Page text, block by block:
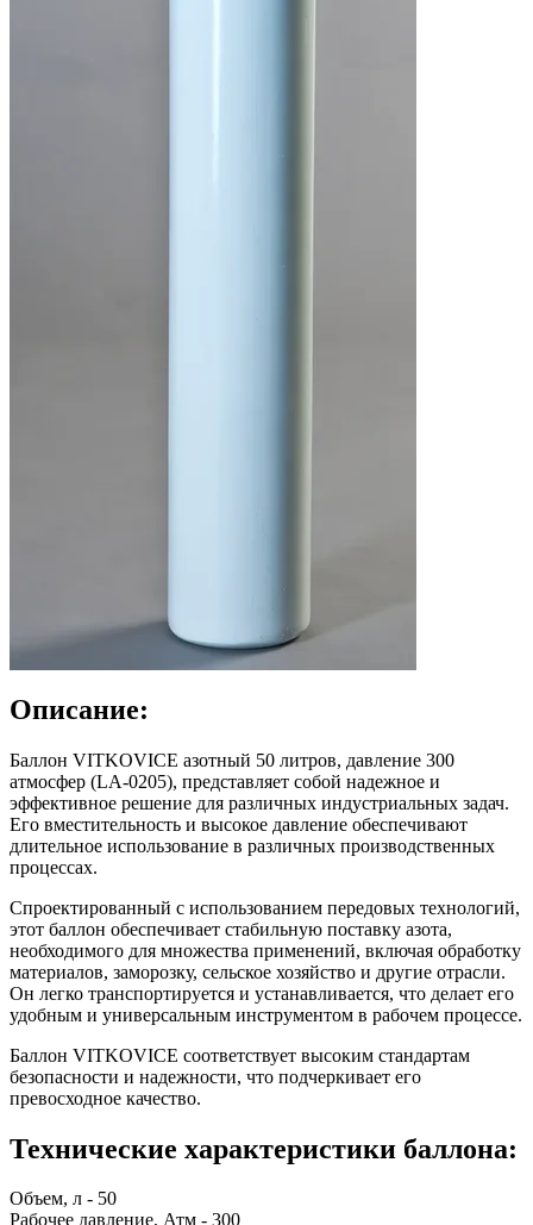
Описание:
Баллон VITKOVICE азотный 50 литров, давление 300
атмосфер (LA-0205), представляет собой надежное и
эффективное решение для различных индустриальных задач.
Его вместительность и высокое давление обеспечивают
длительное использование в различных производственных
процессах.
Спроектированный с использованием передовых технологий,
этот баллон обеспечивает стабильную поставку азота,
необходимого для множества применений, включая обработку
материалов, заморозку, сельское хозяйство и другие отрасли.
Он легко транспортируется и устанавливается, что делает его
удобным и универсальным инструментом в рабочем процессе.
Баллон VITKOVICE соответствует высоким стандартам
безопасности и надежности, что подчеркивает его
превосходное качество.
Технические характеристики баллона:
Объем, л - 50
Рабочее давление, Атм - 300